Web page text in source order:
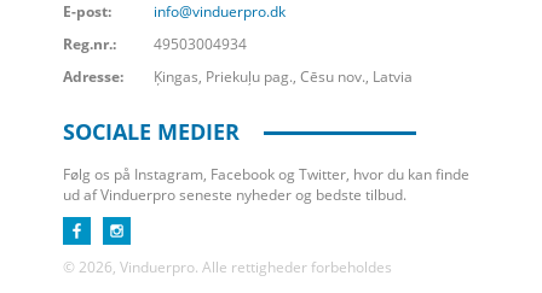
E-post:
info@vinduerpro.dk
Reg.nr.:
49503004934
Adresse:
Ķingas, Priekuļu pag., Cēsu nov., Latvia
SOCIALE MEDIER
Følg os på Instagram, Facebook og Twitter, hvor du kan finde
ud af Vinduerpro seneste nyheder og bedste tilbud.
© 2026, Vinduerpro. Alle rettigheder forbeholdes